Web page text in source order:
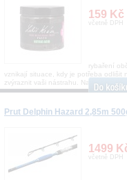
159 Kč
včetně DPH
rybaření
vznikají situace, kdy je potřeba odlišit
zvýraznit vaši nástrahu. Nanesením
Prut Delphin Hazard 2,85m
1499
včetně DPH